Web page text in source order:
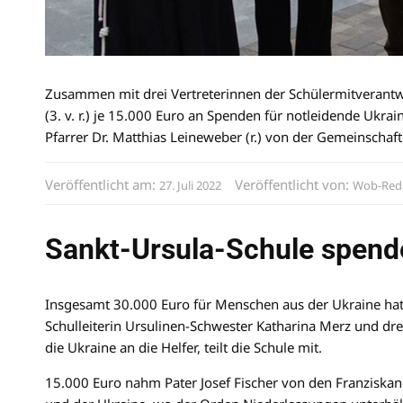
Zusammen mit drei Vertreterinnen der
(3. v. r.) je 15.000 Euro an Spenden für notleidende
Pfarrer Dr. Matthias Leineweber (r.) von der
Veröffentlicht am: 27. Juli 2022 Veröffentlicht von: Wob-
Sankt-Ursula-Schule
Insgesamt 30.000 Euro für Menschen aus der Ukraine
Schulleiterin Ursulinen-Schwester Katharina Merz und
die Ukraine an die Helfer, teilt die Schule mit.
15.000 Euro nahm Pater Josef Fischer von den